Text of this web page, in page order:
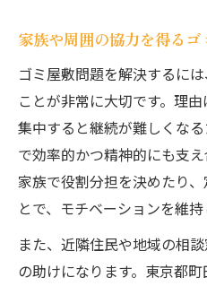
家族や周囲の協力を得る
ゴミ屋敷問題を解決するに
ことが非常に大切です。理
集中すると継続が難しくな
で効率的かつ精神的にも支え
家族で役割分担を決めたり
とで、モチベーションを維持
また、近隣住民や地域の相
の助けになります。東京都